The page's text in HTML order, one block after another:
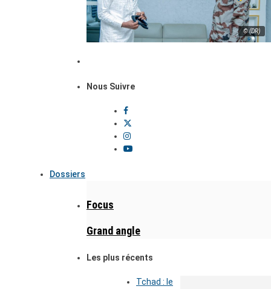
© (DR)
Nous Suivre
Dossiers
Focus
Grand angle
Les plus récents
Tchad : le